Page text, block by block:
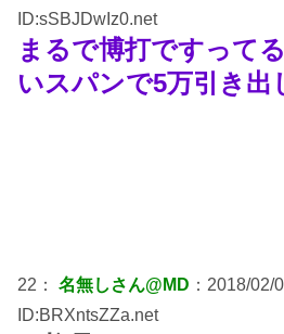
ID:sSBJDwIz0.net
まるで博打ですって
いスパンで5万引き出
22： 名無しさん@MD ：2018/02/
ID:BRXntsZZa.net